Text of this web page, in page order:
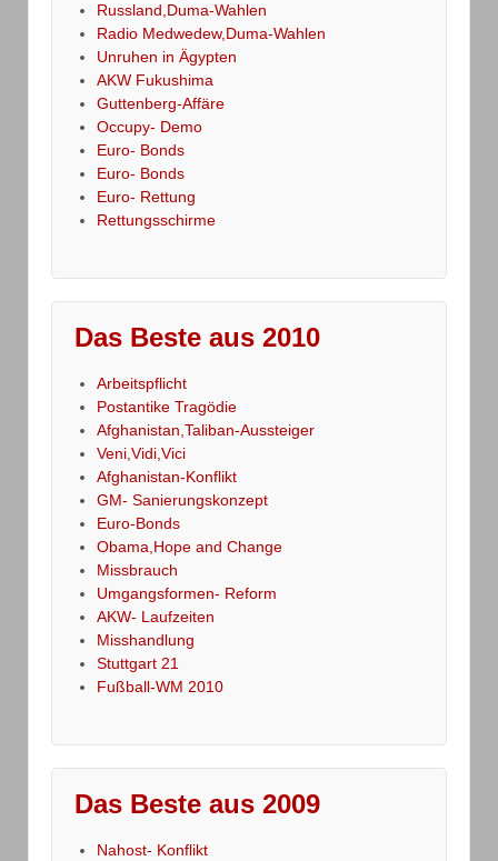
Russland,Duma-Wahlen
Radio Medwedew,Duma-Wahlen
Unruhen in Ägypten
AKW Fukushima
Guttenberg-Affäre
Occupy- Demo
Euro- Bonds
Euro- Bonds
Euro- Rettung
Rettungsschirme
Das Beste aus 2010
Arbeitspflicht
Postantike Tragödie
Afghanistan,Taliban-Aussteiger
Veni,Vidi,Vici
Afghanistan-Konflikt
GM- Sanierungskonzept
Euro-Bonds
Obama,Hope and Change
Missbrauch
Umgangsformen- Reform
AKW- Laufzeiten
Misshandlung
Stuttgart 21
Fußball-WM 2010
Das Beste aus 2009
Nahost- Konflikt